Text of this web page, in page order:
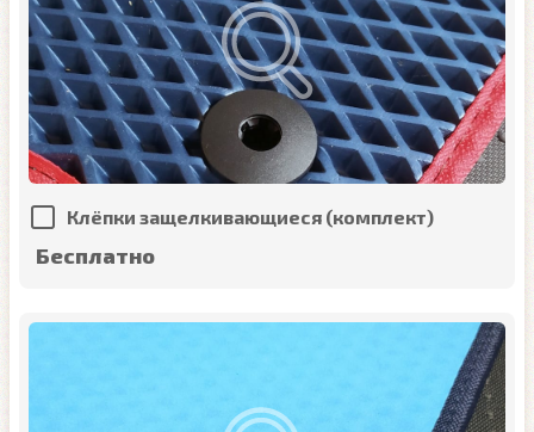
Клёпки защелкивающиеся (комплект)
Бесплатно